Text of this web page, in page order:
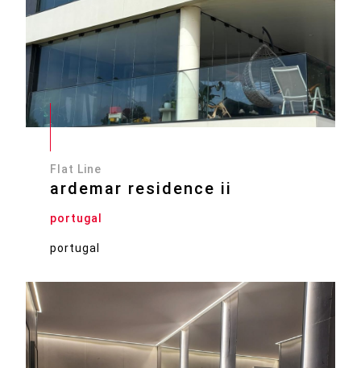
Flat Line
ardemar residence ii
portugal
portugal